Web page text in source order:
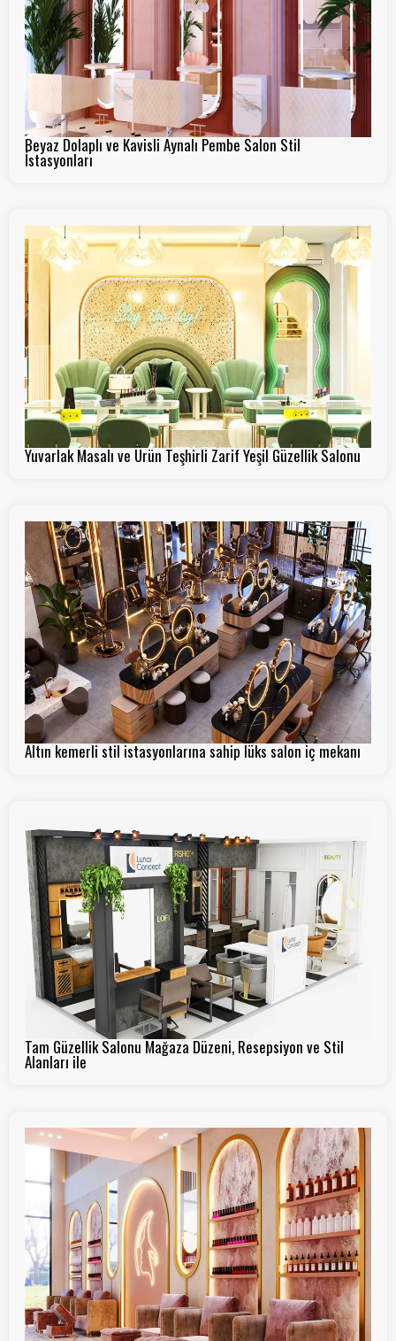
Beyaz Dolaplı ve Kavisli Aynalı Pembe Salon Stil
İstasyonları
Yuvarlak Masalı ve Ürün Teşhirli Zarif Yeşil Güzellik Salonu
Altın kemerli stil istasyonlarına sahip lüks salon iç mekanı
Tam Güzellik Salonu Mağaza Düzeni, Resepsiyon ve Stil
Alanları ile